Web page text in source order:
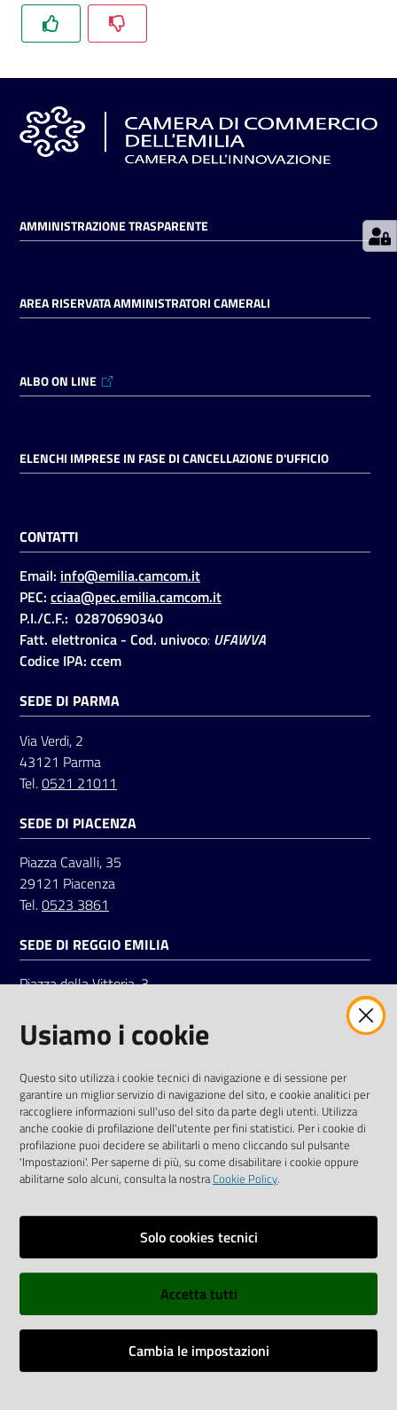
Accedi
Registrati
su
AMMINISTRAZIONE TRASPARENTE
AREA RISERVATA AMMINISTRATORI CAMERALI
ALBO ON LINE
ELENCHI IMPRESE IN FASE DI CANCELLAZIONE D'UFFICIO
CONTATTI
Email: info@emilia.camcom.it
PEC: cciaa@pec.emilia.camcom.it
P.I./C.F.: 02870690340
Fatt. elettronica - Cod. univoco: UFAWVA
Codice IPA: ccem
SEDE DI PARMA
Via Verdi, 2
43121 Parma
Tel.0521 21011
SEDE DI PIACENZA
Piazza Cavalli, 35
29121 Piacenza
Tel.0523 3861
SEDE DI REGGIO EMILIA
Piazza della Vittoria, 3
Tel.0522 7961
LinkedinFacebookInstagram
Informative e liberatorie privacy
Dichiarazione di accessibilità
Web Analitycs Italia
Usiamo i cookie
Questo sito utilizza i cookie tecnici di navigazione e di sessione per
garantire un miglior servizio di navigazione del sito, e cookie analitici per
raccogliere informazioni sull'uso del sito da parte degli utenti. Utilizza
anche cookie di profilazione dell'utente per fini statistici. Per i cookie di
profilazione puoi decidere se abilitarli o meno cliccando sul pulsante
'Impostazioni'. Per saperne di più, su come disabilitare i cookie oppure
abilitarne solo alcuni, consulta la nostraCookie Policy.
Solo cookies tecnici
Accetta tutti
Cambia le impostazioni